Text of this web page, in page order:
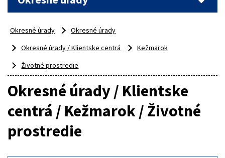
Okresné úrady
Okresné úrady
Okresné úrady / Klientske centrá
Kežmarok
Životné prostredie
Okresné úrady / Klientske
centrá / Kežmarok / Životné
prostredie